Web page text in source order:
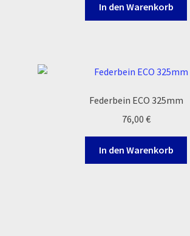
Zahlung & Versand
In den Warenkorb
Federbein ECO 325mm
76,00 €
In den Warenkorb